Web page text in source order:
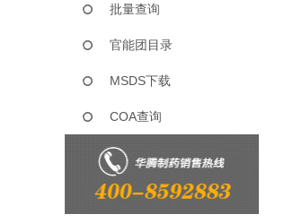
批量查询
官能团目录
MSDS下载
COA查询